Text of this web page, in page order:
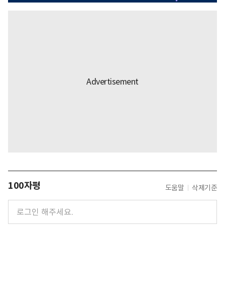
100자평 도움말 삭제기준